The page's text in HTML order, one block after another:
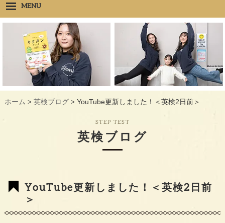
MENU
HOPE
クラス紹介 CLASS
先生紹介 INSTRUCTORS
ギャラリー GALLERY
ホーム > 英検ブログ> YouTube更新しました！＜英検2日前＞
STEP TEST
英検ブログ
YouTube更新しました！＜英検2日前
＞